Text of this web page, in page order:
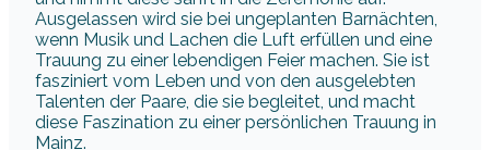
Mainz.
Eine Trauung voller Herz, Tiefe und
Magie – dank Natascha! Unsere freie
Trauung mit Natascha war nicht nur das
Herzensstück unseres Tages, sondern